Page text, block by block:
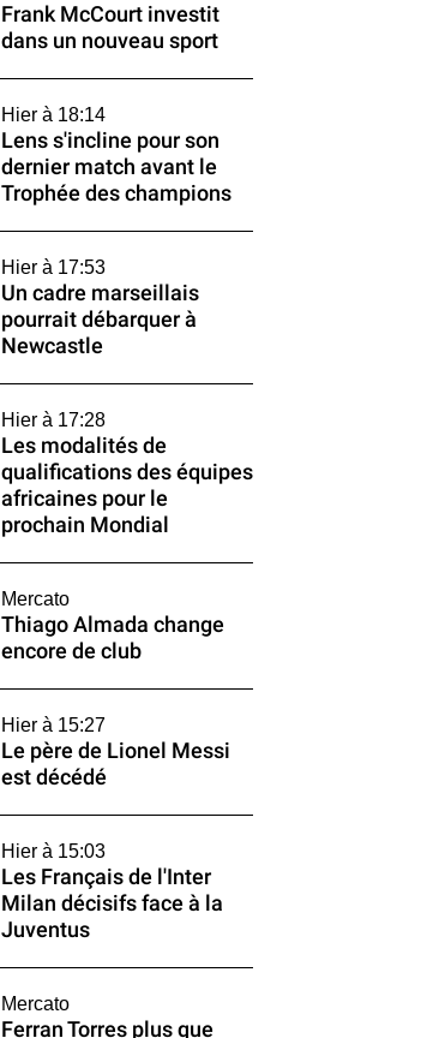
Frank McCourt investit
dans un nouveau sport
Hier à 18:14
Lens s'incline pour son
dernier match avant le
Trophée des champions
Hier à 17:53
Un cadre marseillais
pourrait débarquer à
Newcastle
Hier à 17:28
Les modalités de
qualifications des équipes
africaines pour le
prochain Mondial
Mercato
Thiago Almada change
encore de club
Hier à 15:27
Le père de Lionel Messi
est décédé
Hier à 15:03
Les Français de l'Inter
Milan décisifs face à la
Juventus
Mercato
Ferran Torres plus que